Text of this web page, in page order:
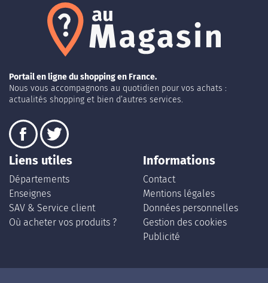
Portail en ligne du shopping en France.
Nous vous accompagnons au quotidien pour vos achats :
actualités shopping et bien d’autres services.
Liens utiles
Départements
Enseignes
SAV & Service client
Où acheter vos produits ?
Informations
Contact
Mentions légales
Données personnelles
Gestion des cookies
Publicité